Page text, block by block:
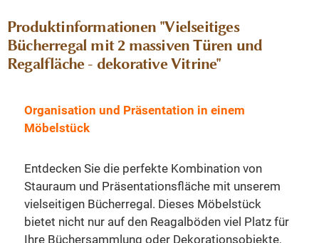
Produktinformationen "Vielseitiges
Bücherregal mit 2 massiven Türen und
Regalfläche - dekorative Vitrine"
Organisation und Präsentation in einem
Möbelstück
Entdecken Sie die perfekte Kombination von
Stauraum und Präsentationsfläche mit unserem
vielseitigen Bücherregal. Dieses Möbelstück
bietet nicht nur auf den Reagalböden viel Platz für
Ihre Büchersammlung oder Dekorationsobjekte,